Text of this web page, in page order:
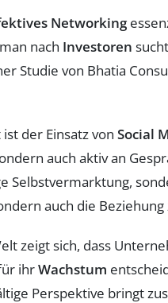
Networking
nach Investoren
Studie von Bhatia
der Einsatz von Social
auch aktiv an
Selbstvermarktung,
auch die
zeigt sich, dass
ihrWachstum
Perspektive bringt